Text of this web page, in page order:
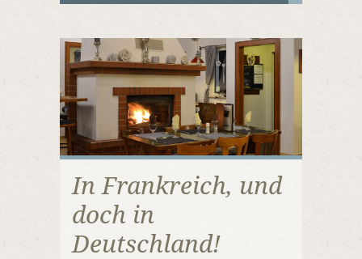
In Frankreich, und
doch in
Deutschland!